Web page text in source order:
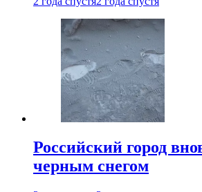
Российский город
черным снегом